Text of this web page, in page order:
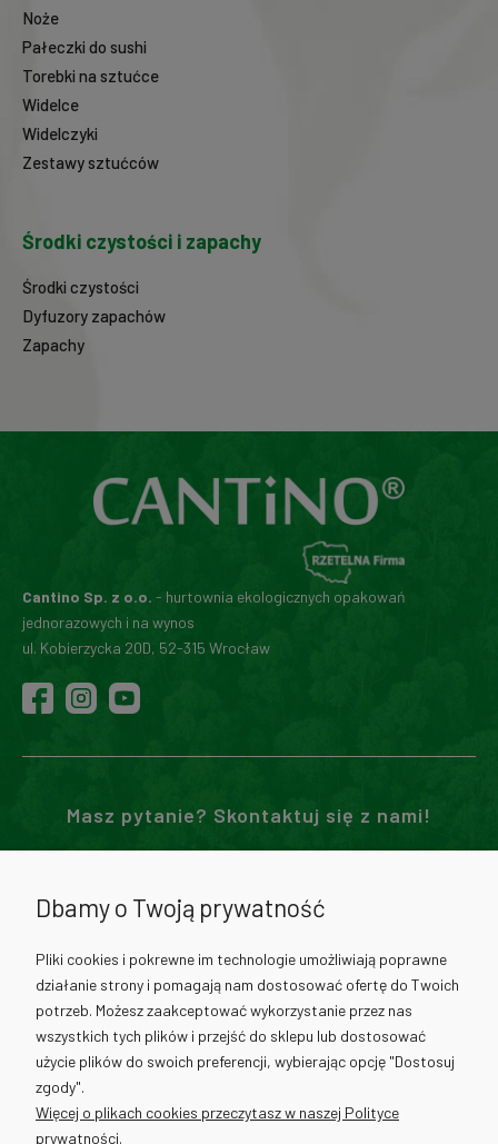
Noże
Pałeczki do sushi
Torebki na sztućce
Widelce
Widelczyki
Zestawy sztućców
Środki czystości i zapachy
Środki czystości
Dyfuzory zapachów
Zapachy
Cantino Sp. z o.o. - hurtownia ekologicznych opakowań
jednorazowych i na wynos
ul. Kobierzycka 20D, 52-315 Wrocław
Masz pytanie? Skontaktuj się z nami!
730 012 317
info@cantino.pl
Dbamy o Twoją prywatność
Pliki cookies i pokrewne im technologie umożliwiają poprawne
działanie strony i pomagają nam dostosować ofertę do Twoich
potrzeb. Możesz zaakceptować wykorzystanie przez nas
wszystkich tych plików i przejść do sklepu lub dostosować
użycie plików do swoich preferencji, wybierając opcję "Dostosuj
zgody".
Więcej o plikach cookies przeczytasz w naszej Polityce
prywatności.